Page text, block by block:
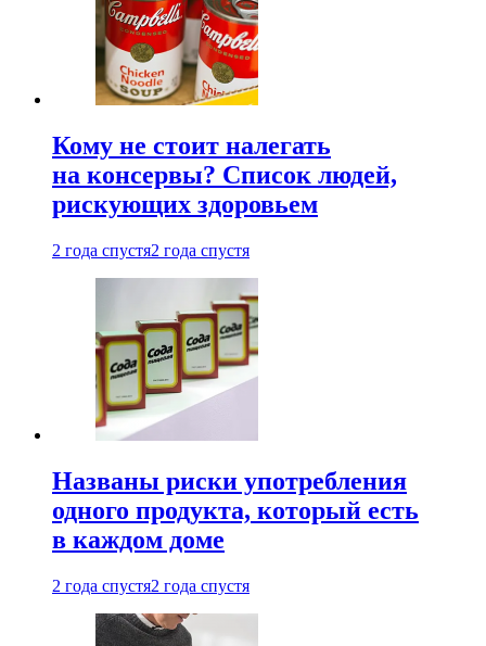
Кому не стоит налегать
на консервы? Список людей,
рискующих здоровьем
2 года спустя2 года спустя
Названы риски употребления
одного продукта, который есть
в каждом доме
2 года спустя2 года спустя